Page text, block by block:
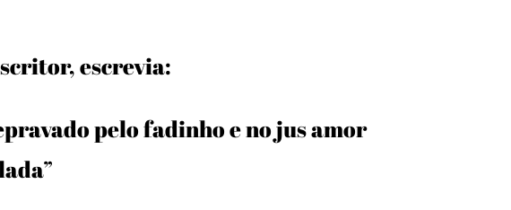
escrevia:
pelo fadinho e no jus amor